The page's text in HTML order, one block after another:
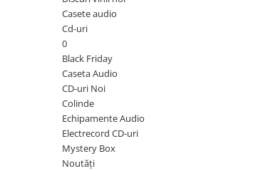
Viniluri Românești
Colecția Electrecord
Casete audio
Cd-uri
0
Black Friday
Caseta Audio
CD-uri Noi
Colinde
Echipamente Audio
Electrecord CD-uri
Mystery Box
Noutăți